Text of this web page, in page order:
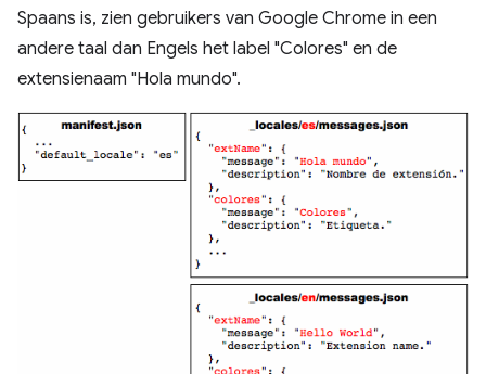
Spaans is, zien gebruikers van Google Chrome in een
andere taal dan Engels het label "Colores" en de
extensienaam "Hola mundo".